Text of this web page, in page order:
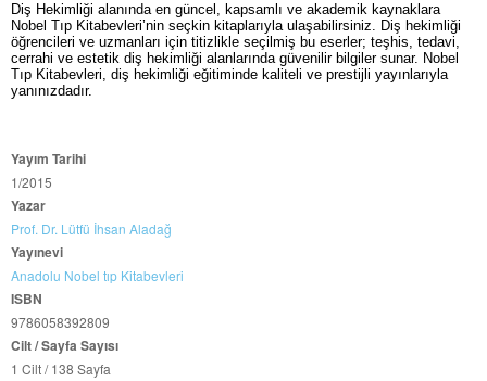
Diş Hekimliği alanında en güncel, kapsamlı ve akademik kaynaklara
Nobel Tıp Kitabevleri’nin seçkin kitaplarıyla ulaşabilirsiniz. Diş hekimliği
öğrencileri ve uzmanları için titizlikle seçilmiş bu eserler; teşhis, tedavi,
cerrahi ve estetik diş hekimliği alanlarında güvenilir bilgiler sunar. Nobel
Tıp Kitabevleri, diş hekimliği eğitiminde kaliteli ve prestijli yayınlarıyla
yanınızdadır.
Yayım Tarihi
1/2015
Yazar
Prof. Dr. Lütfü İhsan Aladağ
Yayınevi
Anadolu Nobel tıp Kitabevleri
ISBN
9786058392809
Cilt / Sayfa Sayısı
1 Cilt / 138 Sayfa